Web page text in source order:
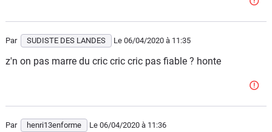
Par SUDISTE DES LANDES Le 06/04/2020 à 11:35
z'n on pas marre du cric cric cric pas fiable ? honte
Par henri13enforme Le 06/04/2020 à 11:36